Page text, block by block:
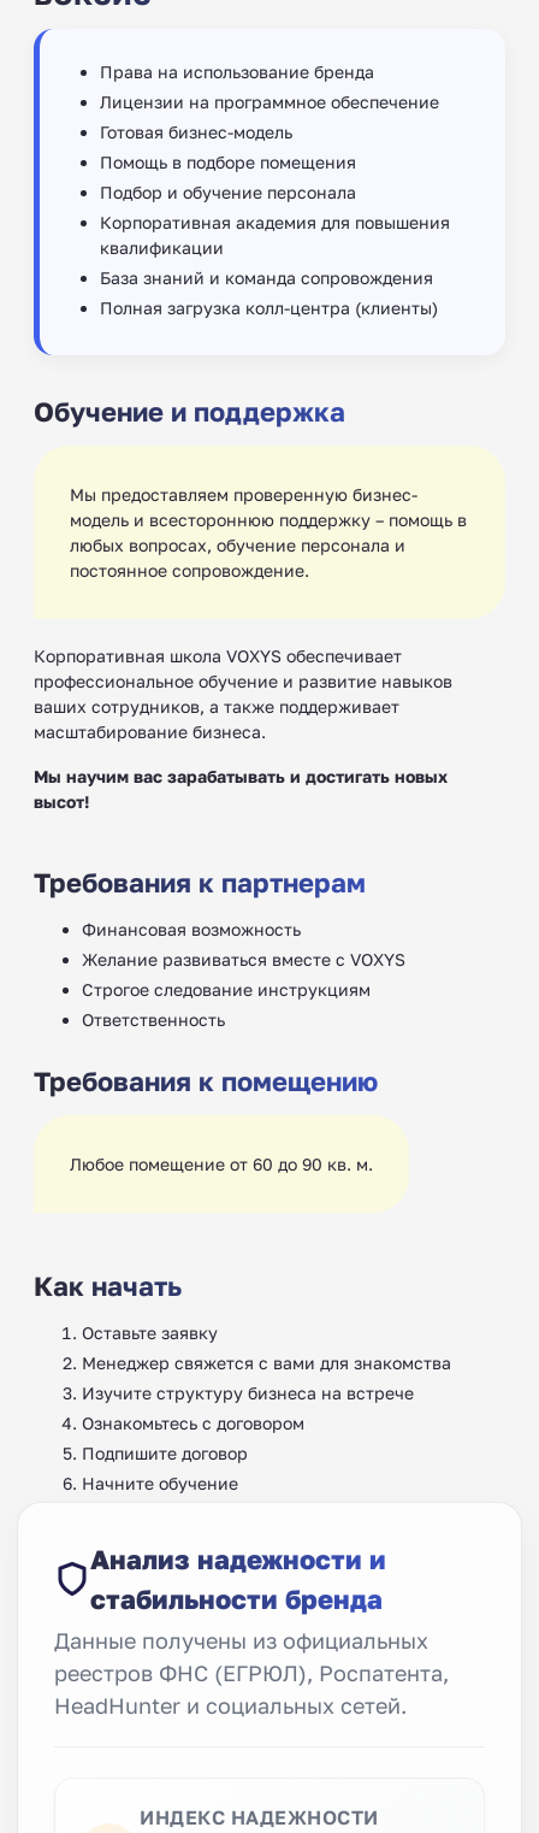
Права на использование бренда
Лицензии на программное обеспечение
Готовая бизнес-модель
Помощь в подборе помещения
Подбор и обучение персонала
Корпоративная академия для повышения
квалификации
База знаний и команда сопровождения
Полная загрузка колл-центра (клиенты)
Обучение и поддержка
Мы предоставляем проверенную бизнес-
модель и всестороннюю поддержку – помощь в
любых вопросах, обучение персонала и
постоянное сопровождение.
Корпоративная школа VOXYS обеспечивает
профессиональное обучение и развитие навыков
ваших сотрудников, а также поддерживает
масштабирование бизнеса.
Мы научим вас зарабатывать и достигать новых
высот!
Требования к партнерам
Финансовая возможность
Желание развиваться вместе с VOXYS
Строгое следование инструкциям
Ответственность
Требования к помещению
Любое помещение от 60 до 90 кв. м.
Как начать
Оставьте заявку
Менеджер свяжется с вами для знакомства
Изучите структуру бизнеса на встрече
Ознакомьтесь с договором
Подпишите договор
Начните обучение
Анализ надежности и
стабильности бренда
Данные получены из официальных
реестров ФНС (ЕГРЮЛ), Роспатента,
HeadHunter и социальных сетей.
ИНДЕКС НАДЕЖНОСТИ